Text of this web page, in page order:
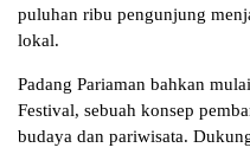
puluhan ribu pengunjung
lokal.
Padang Pariaman bahkan
Festival, sebuah konsep
budaya dan pariwisata.